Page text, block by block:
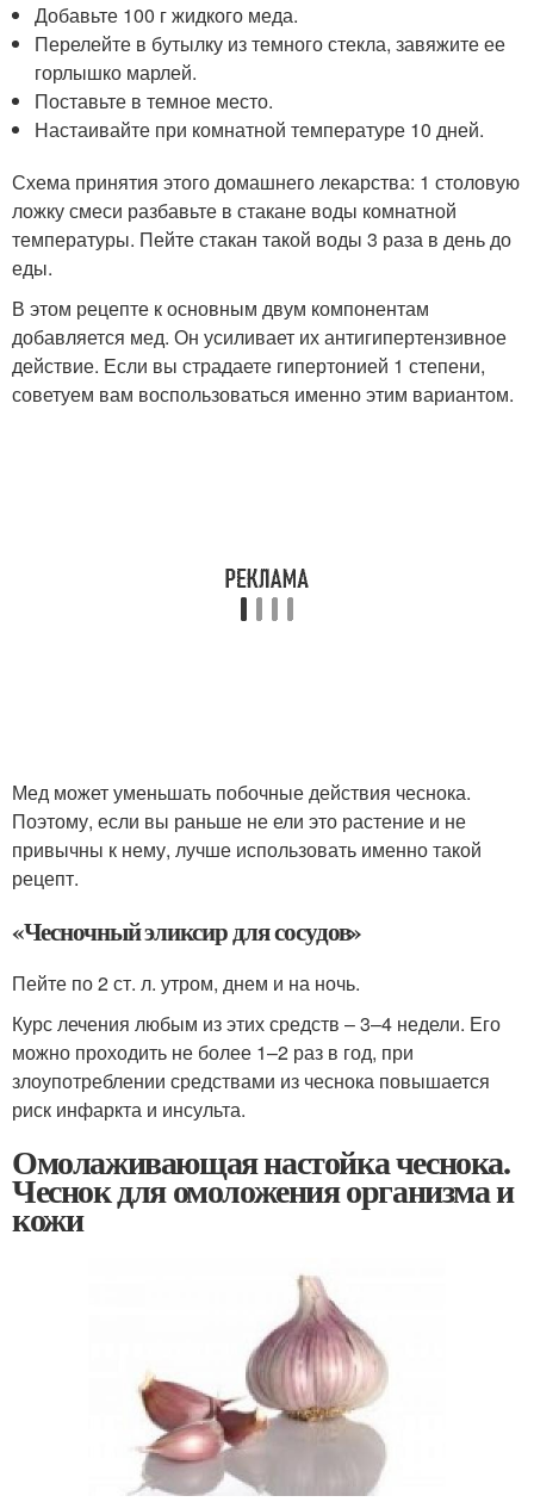
Добавьте 100 г жидкого меда.
Перелейте в бутылку из темного стекла, завяжите ее
горлышко марлей.
Поставьте в темное место.
Настаивайте при комнатной температуре 10 дней.
Схема принятия этого домашнего лекарства: 1 столовую
ложку смеси разбавьте в стакане воды комнатной
температуры. Пейте стакан такой воды 3 раза в день до
еды.
В этом рецепте к основным двум компонентам
добавляется мед. Он усиливает их антигипертензивное
действие. Если вы страдаете гипертонией 1 степени,
советуем вам воспользоваться именно этим вариантом.
Мед может уменьшать побочные действия чеснока.
Поэтому, если вы раньше не ели это растение и не
привычны к нему, лучше использовать именно такой
рецепт.
«Чесночный эликсир для сосудов»
Пейте по 2 ст. л. утром, днем и на ночь.
Курс лечения любым из этих средств – 3–4 недели. Его
можно проходить не более 1–2 раз в год, при
злоупотреблении средствами из чеснока повышается
риск инфаркта и инсульта.
Омолаживающая настойка чеснока.
Чеснок для омоложения организма и
кожи